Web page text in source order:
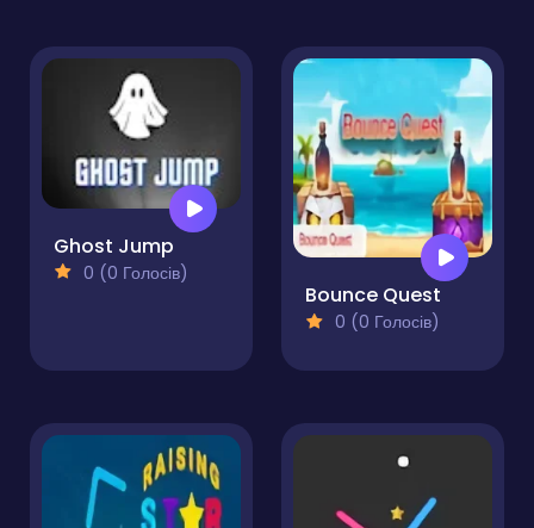
Ghost Jump
0 (0 Голосів)
Bounce Quest
0 (0 Голосів)